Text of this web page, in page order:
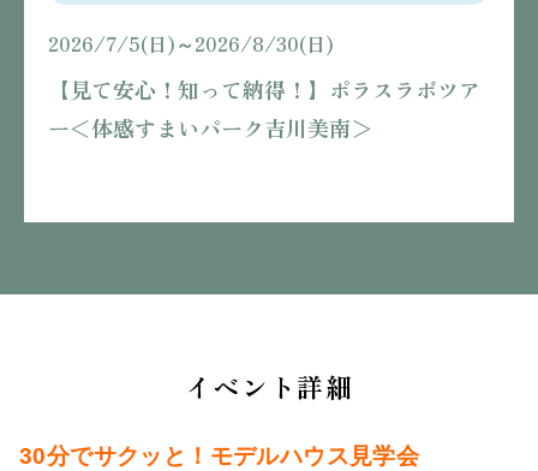
2026/7/5(日)～2026/8/30(日)
【見て安心！知って納得！】ポラスラボツア
ー＜体感すまいパーク吉川美南＞
イベント詳細
30分でサクッと！モデルハウス見学会